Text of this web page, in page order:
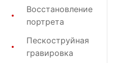
Восстановление
портрета
Пескоструйная
гравировка